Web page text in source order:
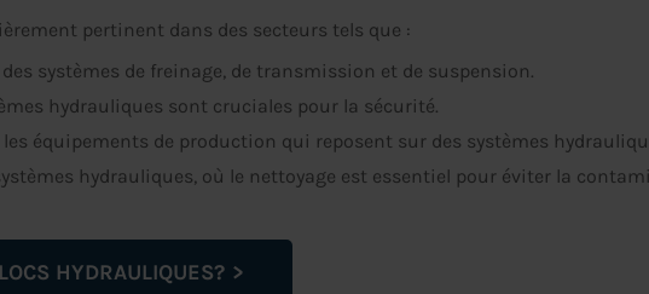
pertinent dans des secteurs tels que :
systèmes de freinage, de transmission et de suspension.
hydrauliques sont cruciales pour la sécurité.
équipements de production qui reposent sur des systèmes
hydrauliques, où le nettoyage est essentiel pour éviter la
HYDRAULIQUES?